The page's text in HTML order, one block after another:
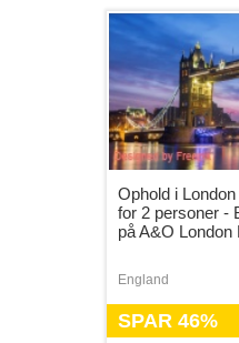
Ophold i
for 2 personer -
på A&O London
England
SPAR 46%